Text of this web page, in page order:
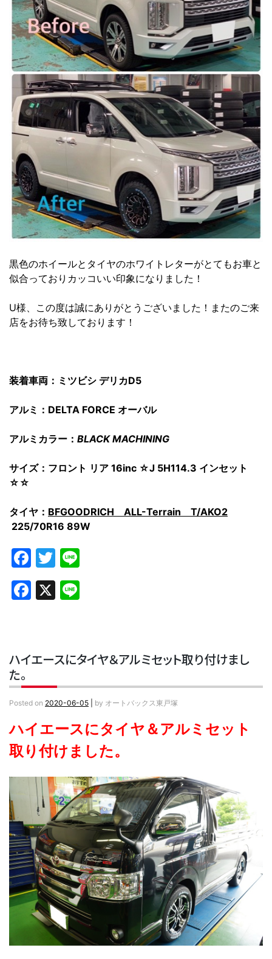
黒色のホイールとタイヤのホワイトレターがとてもお車と
似合っておりカッコいい印象になりました！
U様、この度は誠にありがとうございました！またのご来
店をお待ち致しております！
装着車両：ミツビシ デリカD5
アルミ：DELTA FORCE オーバル
アルミカラー： BLACK MACHINING
サイズ：フロント リア 16inc ☆J 5H114.3 インセット
☆☆
タイヤ： BFGOODRICH ALL-Terrain T/AKO2
225/70R16 89W
Facebook
Twitter
Facebook
X
ハイエースにタイヤ＆アルミセット取り付けまし
た。
Posted on 2020-06-05 by オートバックス東戸塚
ハイエースにタイヤ＆アルミセット
取り付けました。